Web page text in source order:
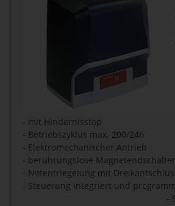
- mit Hindernisstop
- Betriebszyklus max. 200/24h
- Elektromechanischer Antrieb
- berührungslose
- Notentriegelung mit
- Steuerung integriert und
-